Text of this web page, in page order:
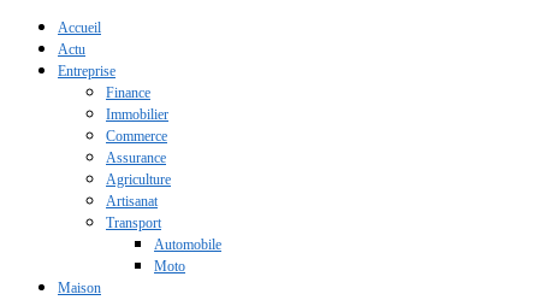
Accueil
Actu
Entreprise
Finance
Immobilier
Commerce
Assurance
Agriculture
Artisanat
Transport
Automobile
Moto
Maison